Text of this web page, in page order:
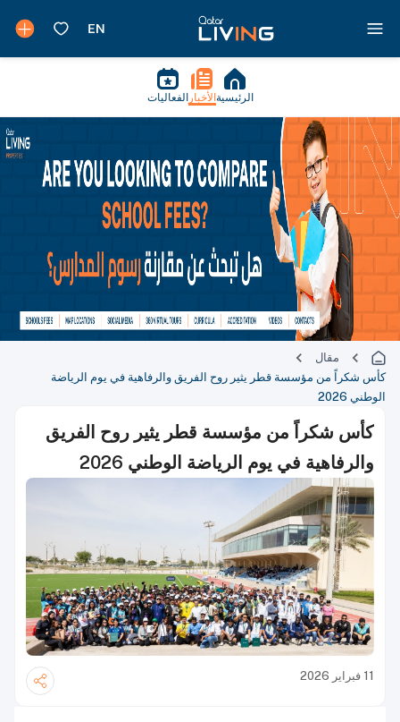
الرئيسية الأخبار الفعاليات
مقال
كأس شكراً من مؤسسة قطر يثير روح الفريق والرفاهية في يوم الرياضة
الوطني 2026
كأس شكراً من مؤسسة قطر يثير روح الفريق
والرفاهية في يوم الرياضة الوطني 2026
11 فبراير 2026